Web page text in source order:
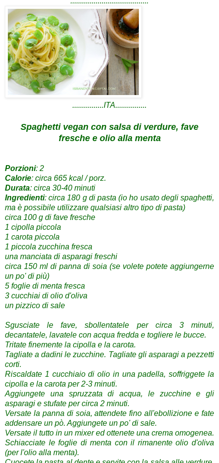
................ITA................
Spaghetti vegan con salsa di verdure, fave
fresche e olio alla menta
Porzioni: 2
Calorie: circa 665 kcal / porz.
Durata: circa 30-40 minuti
Ingredienti: circa 180 g di pasta (io ho usato degli spaghetti,
ma è possibile utilizzare qualsiasi altro tipo di pasta)
circa 100 g di fave fresche
1 cipolla piccola
1 carota piccola
1 piccola zucchina fresca
una manciata di asparagi freschi
circa 150 ml di panna di soia (se volete potete aggiungerne
un po' di più)
5 foglie di menta fresca
3 cucchiai di olio d'oliva
un pizzico di sale
Sgusciate le fave, sbollentatele per circa 3 minuti,
decantatele, lavatele con acqua fredda e togliere le bucce.
Tritate finemente la cipolla e la carota.
Tagliate a dadini le zucchine. Tagliate gli asparagi a pezzetti
corti.
Riscaldate 1 cucchiaio di olio in una padella, soffriggete la
cipolla e la carota per 2-3 minuti.
Aggiungete una spruzzata di acqua, le zucchine e gli
asparagi e stufate per circa 2 minuti.
Versate la panna di soia, attendete fino all'ebollizione e fate
addensare un pò. Aggiungete un po' di sale.
Versate il tutto in un mixer ed ottenete una crema omogenea.
Schiacciate le foglie di menta con il rimanente olio d'oliva
(per l'olio alla menta).